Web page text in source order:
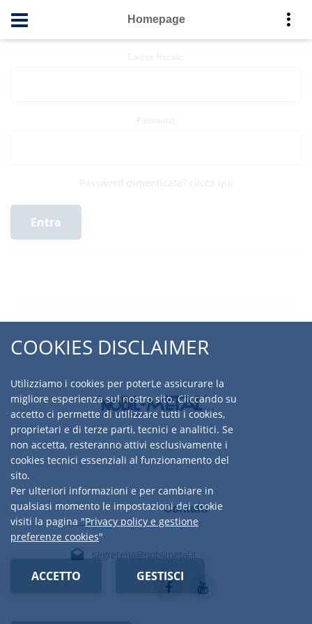
Homepage
Password:
Password dimenticata? clicca qui
Entra
Contatti
segreteria@nobilmetal.it
COOKIES DISCLAIMER
Utilizziamo i cookies per poterLe assicurare la
migliore esperienza sul nostro sito. Cliccando su
accetto ci permette di utilizzare tutti i cookies,
proprietari e di terze parti, tecnici e analitici. Se
non accetta, resteranno attivi esclusivamente i
cookies tecnici essenziali al funzionamento del
sito.
Per ulteriori informazioni e per cambiare in
qualsiasi momento le impostazioni dei cookie
visiti la pagina "Privacy policy e gestione
preferenze cookies"
ACCETTO GESTISCI